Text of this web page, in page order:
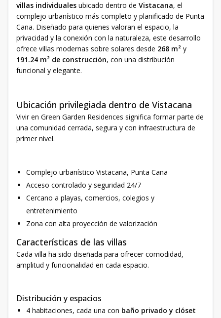
villas individuales ubicado dentro de Vistacana, el
complejo urbanístico más completo y planificado de Punta
Cana. Diseñado para quienes valoran el espacio, la
privacidad y la conexión con la naturaleza, este desarrollo
ofrece villas modernas sobre solares desde 268 m² y
191.24 m² de construcción, con una distribución
funcional y elegante.
Ubicación privilegiada dentro de Vistacana
Vivir en Green Garden Residences significa formar parte de
una comunidad cerrada, segura y con infraestructura de
primer nivel.
Complejo urbanístico Vistacana, Punta Cana
Acceso controlado y seguridad 24/7
Cercano a playas, comercios, colegios y
entretenimiento
Zona con alta proyección de valorización
Características de las villas
Cada villa ha sido diseñada para ofrecer comodidad,
amplitud y funcionalidad en cada espacio.
Distribución y espacios
4 habitaciones, cada una con baño privado y clóset